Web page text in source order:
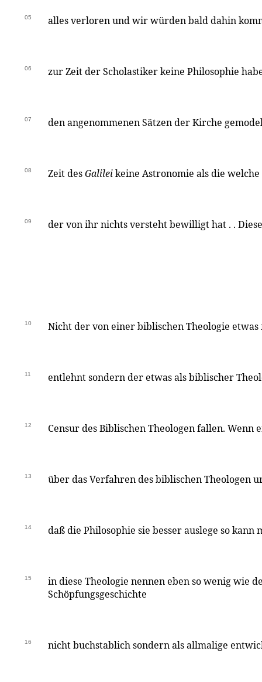
05 alles verloren und wir würden bald dahin
06 zur Zeit der Scholastiker keine Philosophie
07 den angenommenen Sätzen der Kirche
08 Zeit desGalileikeine Astronomie als die
09 der von ihr nichts versteht bewilligt hat . .
10 Nicht der von einer biblischen Theologie
11 entlehnt sondern der etwas als biblischer
12 Censur des Biblischen Theologen fallen. Wenn
13 über das Verfahren des biblischen Theologen
14 daß die Philosophie sie besser auslege so kann
15
in diese Theologie nennen eben so wenig wie
Schöpfungsgeschichte
16 nicht buchstablich sondern als allmalige